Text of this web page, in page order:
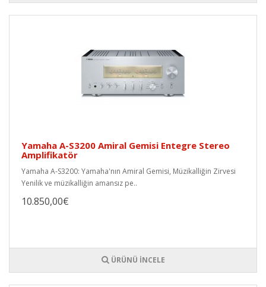
Yamaha A-S3200 Amiral Gemisi Entegre Stereo
Amplifikatör
Yamaha A-S3200: Yamaha'nın Amiral Gemisi, Müzikalliğin Zirvesi
Yenilik ve müzikalliğin amansız pe..
10.850,00€
ÜRÜNÜ İNCELE